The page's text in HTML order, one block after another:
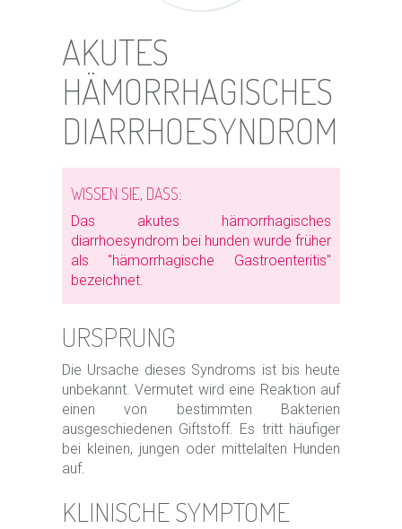
AKUTES
HÄMORRHAGISCHES
DIARRHOESYNDROM
WISSEN SIE, DASS:
Das akutes hämorrhagisches
diarrhoesyndrom bei hunden wurde früher
als "hämorrhagische Gastroenteritis"
bezeichnet.
URSPRUNG
Die Ursache dieses Syndroms ist bis heute
unbekannt. Vermutet wird eine Reaktion auf
einen von bestimmten Bakterien
ausgeschiedenen Giftstoff. Es tritt häufiger
bei kleinen, jungen oder mittelalten Hunden
auf.
KLINISCHE SYMPTOME